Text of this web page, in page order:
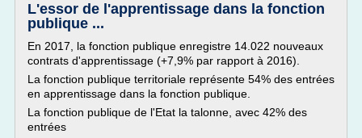
L'essor de l'apprentissage dans la fonction
publique ...
En 2017, la fonction publique enregistre 14.022 nouveaux
contrats d'apprentissage (+7,9% par rapport à 2016).
La fonction publique territoriale représente 54% des entrées
en apprentissage dans la fonction publique.
La fonction publique de l'Etat la talonne, avec 42% des
entrées